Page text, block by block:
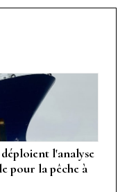
l'analyse
pour la pêche à